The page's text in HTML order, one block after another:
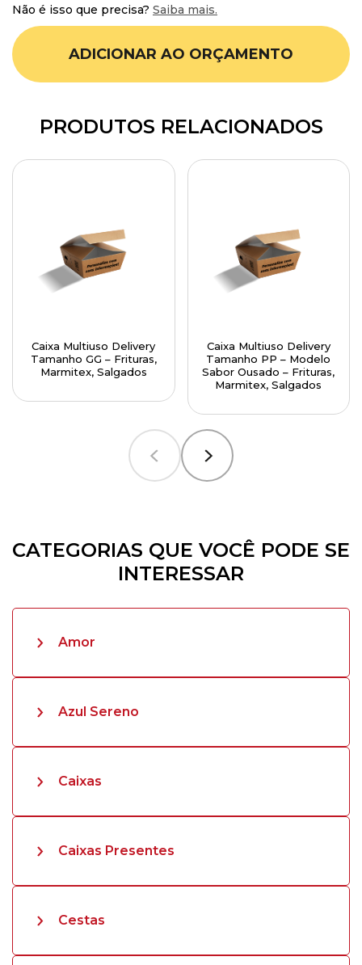
Não é isso que precisa? Saiba mais.
ADICIONAR AO ORÇAMENTO
PRODUTOS RELACIONADOS
Caixa Multiuso Delivery
Tamanho GG – Frituras,
Marmitex, Salgados
Caixa Multiuso Delivery
Tamanho PP – Modelo
Sabor Ousado – Frituras,
Marmitex, Salgados
CATEGORIAS QUE VOCÊ PODE SE
INTERESSAR
Amor
Azul Sereno
Caixas
Caixas Presentes
Cestas